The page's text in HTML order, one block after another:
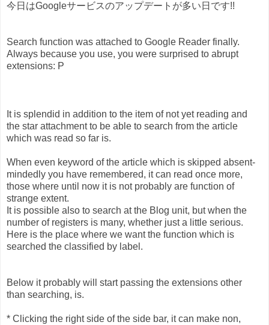
今日はGoogleサービスのアップデートが多い日です!!
Search function was attached to Google Reader finally.
Always because you use, you were surprised to abrupt
extensions: P
It is splendid in addition to the item of not yet reading and
the star attachment to be able to search from the article
which was read so far is.
When even keyword of the article which is skipped absent-
mindedly you have remembered, it can read once more,
those where until now it is not probably are function of
strange extent.
It is possible also to search at the Blog unit, but when the
number of registers is many, whether just a little serious.
Here is the place where we want the function which is
searched the classified by label.
Below it probably will start passing the extensions other
than searching, is.
* Clicking the right side of the side bar, it can make non,